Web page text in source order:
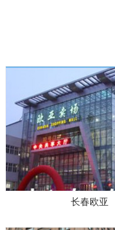
长春欧亚